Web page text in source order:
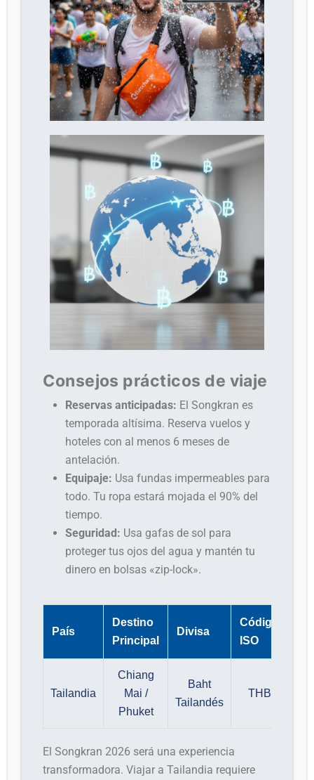
Consejos prácticos de viaje
Reservas anticipadas: El Songkran es
temporada altísima. Reserva vuelos y
hoteles con al menos 6 meses de
antelación.
Equipaje: Usa fundas impermeables para
todo. Tu ropa estará mojada el 90% del
tiempo.
Seguridad: Usa gafas de sol para
proteger tus ojos del agua y mantén tu
dinero en bolsas «zip-lock».
País
Destino
Principal
Divisa
Código
ISO
Tailandia
Chiang
Mai /
Phuket
Baht
Tailandés
THB
El Songkran 2026 será una experiencia
transformadora. Viajar a Tailandia requiere